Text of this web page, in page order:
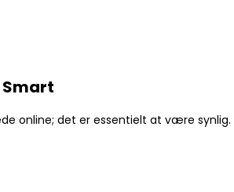
Smart
online; det er essentielt at være